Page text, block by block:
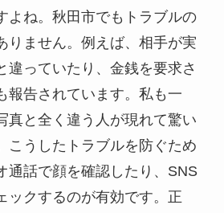
よね。秋田市でもトラブルの
りません。例えば、相手が実
違っていたり、金銭を要求さ
報告されています。私も一
真と全く違う人が現れて驚い
こうしたトラブルを防ぐため
通話で顔を確認したり、SNS
ックするのが有効です。正